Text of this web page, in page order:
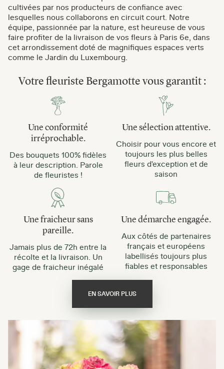
cultivées par nos producteurs de confiance avec
lesquelles nous collaborons en circuit court. Notre
équipe, passionnée par la nature, est heureuse de vous
faire profiter de la livraison de vos fleurs à Paris 6e, dans
cet arrondissement doté de magnifiques espaces verts
comme le Jardin du Luxembourg.
Votre fleuriste Bergamotte vous garantit :
Une conformité
irréprochable.
Des bouquets 100% fidèles
à leur description. Parole
de fleuristes !
Une sélection attentive.
Choisir pour vous encore et
toujours les plus belles
fleurs d'exception et de
saison
Une fraicheur sans
pareille.
Jamais plus de 72h entre la
récolte et la livraison. Un
gage de fraicheur inégalé
Une démarche engagée.
Aux côtés de partenaires
français et européens
labellisés toujours plus
fiables et responsables
EN SAVOIR PLUS